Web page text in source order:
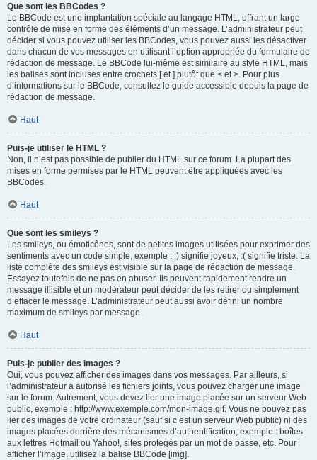
Que sont les BBCodes ?
Le BBCode est une implantation spéciale au langage HTML, offrant un large
contrôle de mise en forme des éléments d’un message. L’administrateur peut
décider si vous pouvez utiliser les BBCodes, vous pouvez aussi les désactiver
dans chacun de vos messages en utilisant l’option appropriée du formulaire de
rédaction de message. Le BBCode lui-même est similaire au style HTML, mais
les balises sont incluses entre crochets [ et ] plutôt que < et >. Pour plus
d’informations sur le BBCode, consultez le guide accessible depuis la page de
rédaction de message.
Haut
Puis-je utiliser le HTML ?
Non, il n’est pas possible de publier du HTML sur ce forum. La plupart des
mises en forme permises par le HTML peuvent être appliquées avec les
BBCodes.
Haut
Que sont les smileys ?
Les smileys, ou émoticônes, sont de petites images utilisées pour exprimer des
sentiments avec un code simple, exemple : :) signifie joyeux, :( signifie triste. La
liste complète des smileys est visible sur la page de rédaction de message.
Essayez toutefois de ne pas en abuser. Ils peuvent rapidement rendre un
message illisible et un modérateur peut décider de les retirer ou simplement
d’effacer le message. L’administrateur peut aussi avoir défini un nombre
maximum de smileys par message.
Haut
Puis-je publier des images ?
Oui, vous pouvez afficher des images dans vos messages. Par ailleurs, si
l’administrateur a autorisé les fichiers joints, vous pouvez charger une image
sur le forum. Autrement, vous devez lier une image placée sur un serveur Web
public, exemple : http://www.exemple.com/mon-image.gif. Vous ne pouvez pas
lier des images de votre ordinateur (sauf si c’est un serveur Web public) ni des
images placées derrière des mécanismes d’authentification, exemple : boîtes
aux lettres Hotmail ou Yahoo!, sites protégés par un mot de passe, etc. Pour
afficher l’image, utilisez la balise BBCode [img].